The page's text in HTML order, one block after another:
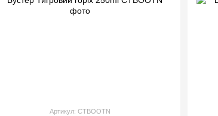
Артикул: CTBOOTN